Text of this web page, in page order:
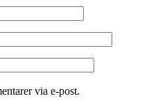
via e-post.